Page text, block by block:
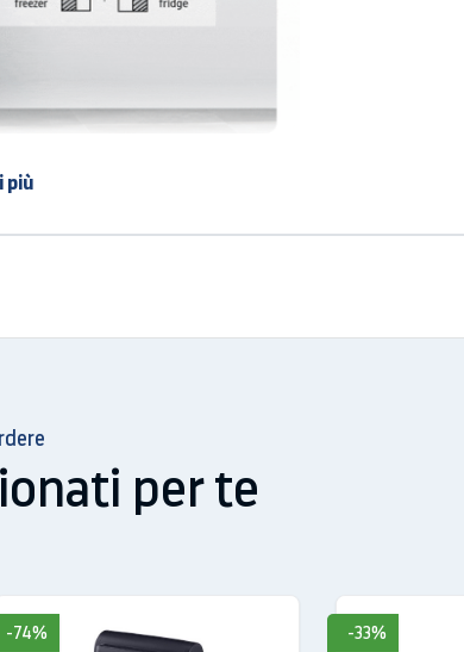
degli alimenti. Grazie alla Tecnologia
di tutto lo spazio che ti serve senza aumentare le
più
per te
-74% -33%